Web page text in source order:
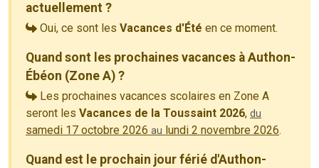
actuellement ?
Oui, ce sont les Vacances d'Été en ce moment.
Quand sont les prochaines vacances à Authon-
Ébéon (Zone A) ?
Les prochaines vacances scolaires en Zone A
seront les Vacances de la Toussaint 2026, du
samedi 17 octobre 2026 au lundi 2 novembre 2026.
Quand est le prochain jour férié d'Authon-